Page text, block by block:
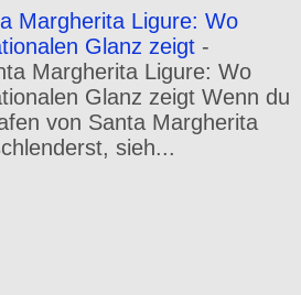
Margherita Ligure: Wo
Glanz zeigt -
Margherita Ligure: Wo
Glanz zeigt Wenn du
von Santa Margherita
sieh...